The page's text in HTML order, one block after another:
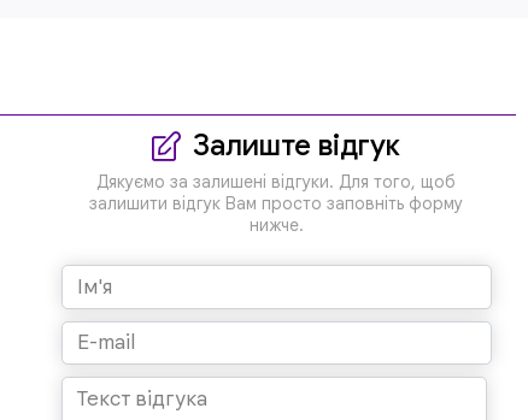
Залиште відгук
Дякуємо за залишені відгуки. Для того, щоб
залишити відгук Вам просто заповніть форму
нижче.